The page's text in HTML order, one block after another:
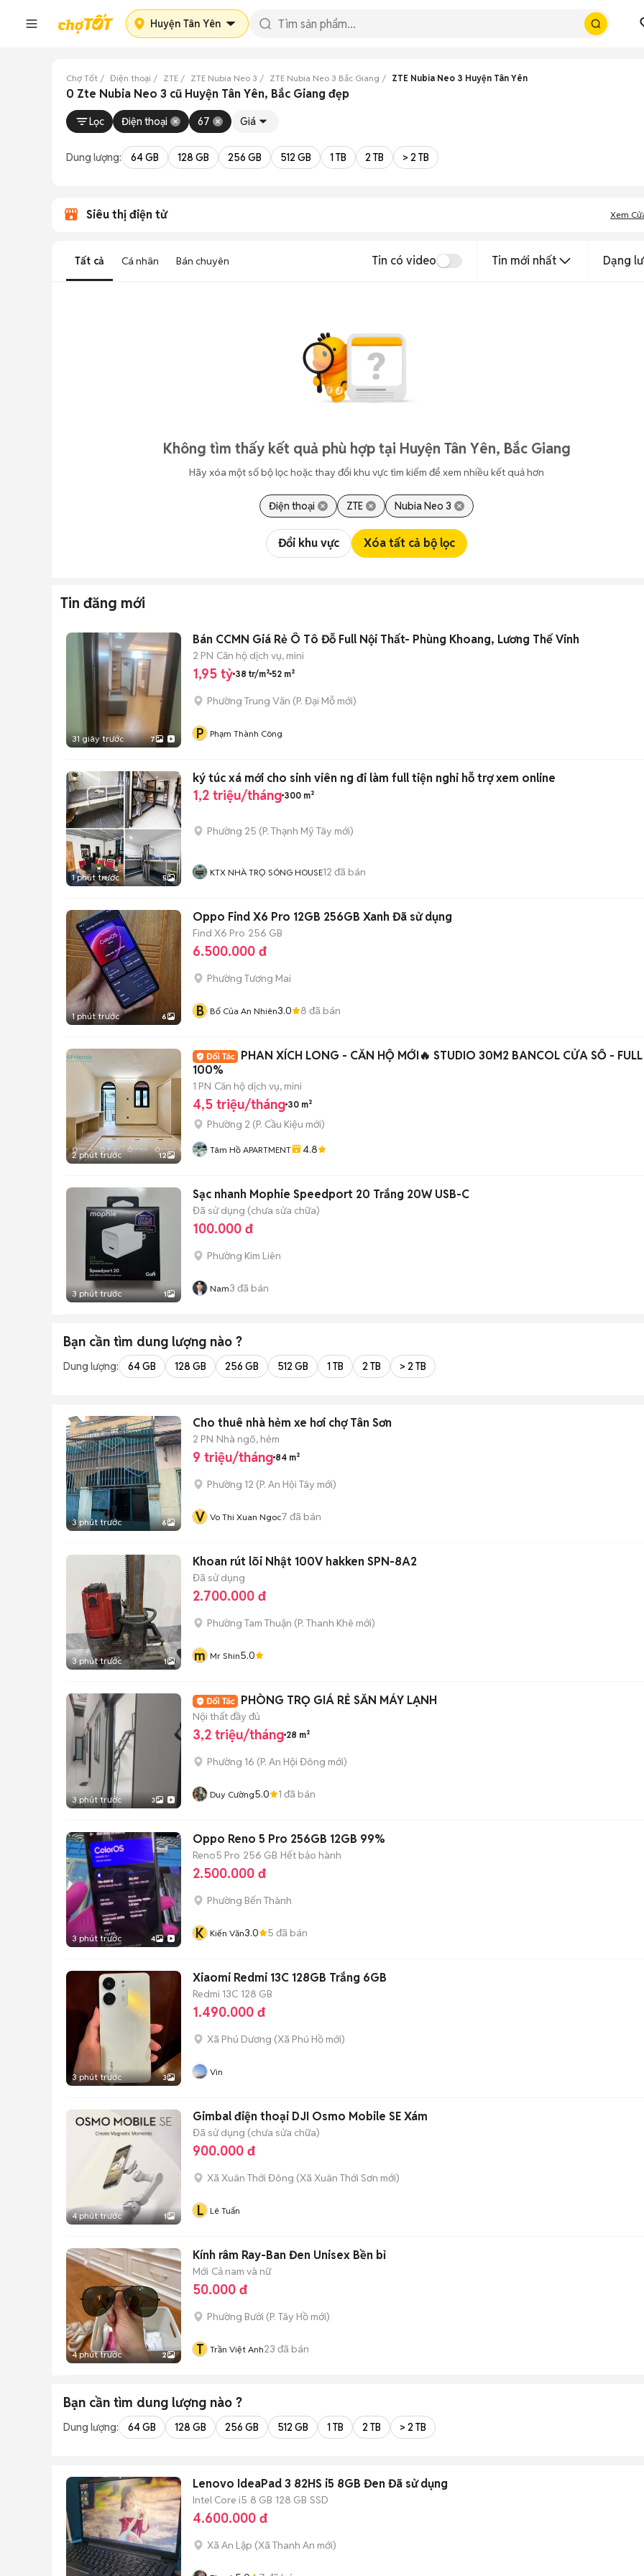
Huyện Tân Yên
Chợ Tốt Điện thoại ZTE ZTE Nubia Neo 3 ZTE Nubia Neo 3 Bắc Giang ZTE Nubia Neo 3 Huyện Tân Yên
0 Zte Nubia Neo 3 cũ Huyện Tân Yên, Bắc Giang đẹp
Lọc Điện thoại 67 Giá
Dung lượng: 64 GB 128 GB 256 GB 512 GB 1 TB 2 TB > 2 TB
Siêu thị điện tử Xem
Tất cả Cá nhân Bán chuyên Tin có video Tin mới nhất Dạng
Không tìm thấy kết quả phù hợp tại Huyện Tân Yên, Bắc Giang
Hãy xóa một số bộ lọc hoặc thay đổi khu vực tìm kiếm để xem nhiều kết quả hơn
Điện thoại ZTE Nubia Neo 3
Đổi khu vực Xóa tất cả bộ lọc
Tin đăng mới
31 giây trước 7
Bán CCMN Giá Rẻ Ô Tô Đỗ Full Nội Thất- Phùng Khoang, Lương Thế Vinh
2 PN Căn hộ dịch vụ, mini
1,95 tỷ 38 tr/m² 52 m²
Phường Trung Văn (P. Đại Mỗ mới)
P Phạm Thành Công
1 phút trước 5
ký túc xá mới cho sinh viên ng đi làm full tiện nghi hỗ trợ xem online
1,2 triệu/tháng 300 m²
Phường 25 (P. Thạnh Mỹ Tây mới)
KTX NHÀ TRỌ SÓNG HOUSE12 đã bán
1 phút trước 6
Oppo Find X6 Pro 12GB 256GB Xanh Đã sử dụng
Find X6 Pro 256 GB
6.500.000 đ
Phường Tương Mai
B Bố Của An Nhiên3.0 8 đã bán
2 phút trước 12
PHAN XÍCH LONG - CĂN HỘ MỚI🔥 STUDIO 30M2 BANCOL CỬA SỔ -
100%
1 PN Căn hộ dịch vụ, mini
4,5 triệu/tháng 30 m²
Phường 2 (P. Cầu Kiệu mới)
Tâm Hồ APARTMENT 4.8
3 phút trước 1
Sạc nhanh Mophie Speedport 20 Trắng 20W USB-C
Đã sử dụng (chưa sửa chữa)
100.000 đ
Phường Kim Liên
Nam3 đã bán
Bạn cần tìm dung lượng nào ?
Dung lượng: 64 GB 128 GB 256 GB 512 GB 1 TB 2 TB > 2 TB
3 phút trước 6
Cho thuê nhà hẻm xe hơi chợ Tân Sơn
2 PN Nhà ngõ, hẻm
9 triệu/tháng 84 m²
Phường 12 (P. An Hội Tây mới)
V Vo Thi Xuan Ngoc7 đã bán
3 phút trước 1
Khoan rút lõi Nhật 100V hakken SPN-8A2
Đã sử dụng
2.700.000 đ
Phường Tam Thuận (P. Thanh Khê mới)
m Mr Shin5.0
3 phút trước 3
PHÒNG TRỌ GIÁ RẺ SẴN MÁY LẠNH
Nội thất đầy đủ
3,2 triệu/tháng 28 m²
Phường 16 (P. An Hội Đông mới)
Duy Cường5.0 1 đã bán
3 phút trước 4
Oppo Reno 5 Pro 256GB 12GB 99%
Reno5 Pro 256 GB Hết bảo hành
2.500.000 đ
Phường Bến Thành
K Kiến Văn3.0 5 đã bán
3 phút trước 3
Xiaomi Redmi 13C 128GB Trắng 6GB
Redmi 13C 128 GB
1.490.000 đ
Xã Phú Dương (Xã Phú Hồ mới)
Vin
4 phút trước 1
Gimbal điện thoại DJI Osmo Mobile SE Xám
Đã sử dụng (chưa sửa chữa)
900.000 đ
Xã Xuân Thới Đông (Xã Xuân Thới Sơn mới)
L Lê Tuấn
4 phút trước 2
Kính râm Ray-Ban Đen Unisex Bền bỉ
Mới Cả nam và nữ
50.000 đ
Phường Bưởi (P. Tây Hồ mới)
T Trần Việt Anh23 đã bán
Bạn cần tìm dung lượng nào ?
Dung lượng: 64 GB 128 GB 256 GB 512 GB 1 TB 2 TB > 2 TB
Lenovo IdeaPad 3 82HS i5 8GB Đen Đã sử dụng
Intel Core i5 8 GB 128 GB SSD
4.600.000 đ
Xã An Lập (Xã Thanh An mới)